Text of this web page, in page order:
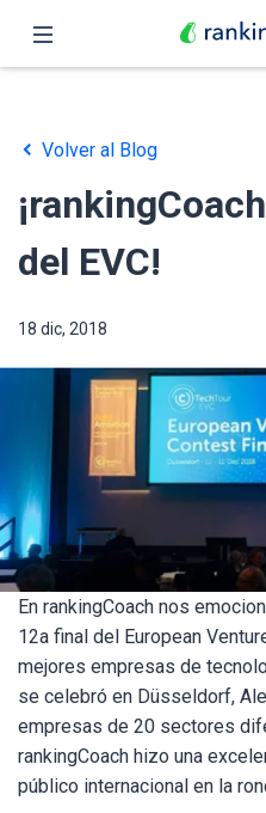
Funciones
Precio
Revendedores
Blog
Español
Volver al Blog
del EVC!
18 dic, 2018
En rankingCoach nos
12a final del European
mejores empresas de
se celebró en Düsseldorf,
empresas de 20 sectores
rankingCoach hizo una
público internacional en la